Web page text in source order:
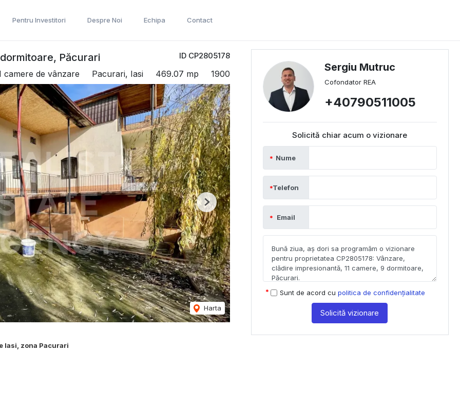
Pentru Investitori Despre Noi Echipa Contact
ID CP2805178
Păcurari
camere de vânzare Pacurari, Iasi 469.07 mp 1900
Harta
Next
Iasi, zona Pacurari
Sergiu Mutruc
Cofondator REA
+40790511005
Solicită chiar acum o vizionare
Nume
Telefon
Email
Sunt de acord cu politica de confidențialitate
Solicită vizionare